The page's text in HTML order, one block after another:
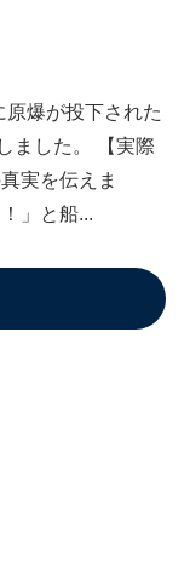
爆が投下された
ました。 【実際
実を伝えま
」と船...